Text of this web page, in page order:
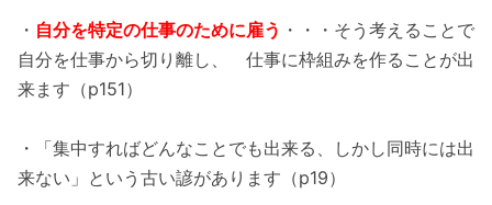
・ 自分を特定の仕事のために雇う ・・・そう考えることで
自分を仕事から切り離し、 仕事に枠組みを作ることが出
来ます（p151）
・「集中すればどんなことでも出来る、しかし同時には出
来ない」という古い諺があります（p19）